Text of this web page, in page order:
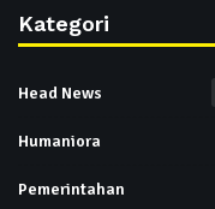
Kategori
Head News
Humaniora
Pemerintahan